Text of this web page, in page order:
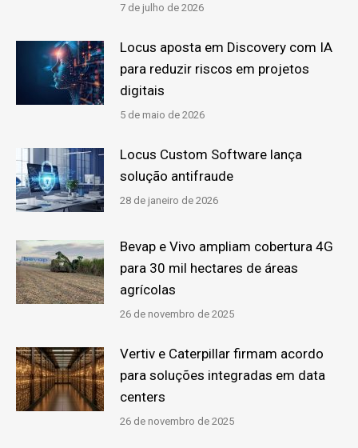
7 de julho de 2026
Locus aposta em Discovery com IA
para reduzir riscos em projetos
digitais
5 de maio de 2026
Locus Custom Software lança
solução antifraude
28 de janeiro de 2026
Bevap e Vivo ampliam cobertura 4G
para 30 mil hectares de áreas
agrícolas
26 de novembro de 2025
Vertiv e Caterpillar firmam acordo
para soluções integradas em data
centers
26 de novembro de 2025